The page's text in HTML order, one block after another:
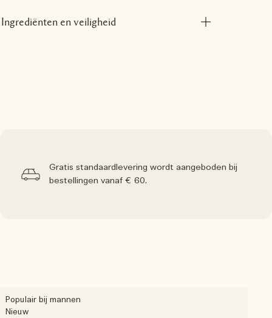
Ingrediënten en veiligheid
Gratis standaardlevering wordt aangeboden bij
bestellingen vanaf € 60.
Populair bij mannen
Nieuw